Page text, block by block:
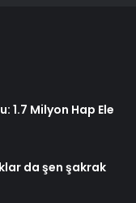
1.7 Milyon Hap Ele
da şen şakrak